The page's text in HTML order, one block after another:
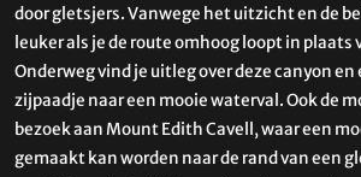
door gletsjers. Vanwege het uitzicht en de
leuker als je de route omhoog loopt in plaats
Onderweg vind je uitleg over deze canyon en
zijpaadje naar een mooie waterval. Ook de
bezoek aan Mount Edith Cavell, waar een
gemaakt kan worden naar de rand van een